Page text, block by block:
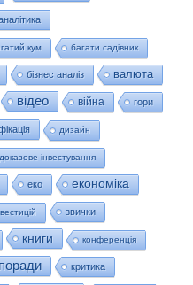
кум багати садівник
бізнес аналіз валюта
відео війна гори
дизайн
доказове інвестування
еко економіка
звички
книги конференція
критика